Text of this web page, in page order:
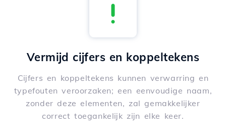
Vermijd cijfers en koppeltekens
Cijfers en koppeltekens kunnen verwarring en
typefouten veroorzaken; een eenvoudige naam,
zonder deze elementen, zal gemakkelijker
correct toegankelijk zijn elke keer.